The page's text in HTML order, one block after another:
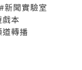
新聞實驗室
本
轉播